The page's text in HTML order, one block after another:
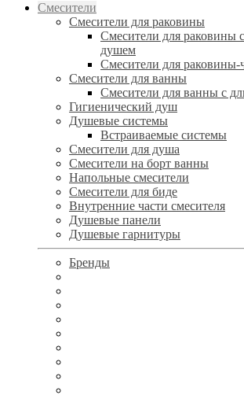
Смесители
Смесители для раковины
Смесители для раковины
душем
Смесители для раковины-
Смесители для ванны
Смесители для ванны с
Гигиенический душ
Душевые системы
Встраиваемые системы
Смесители для душа
Смесители на борт ванны
Напольные смесители
Смесители для биде
Внутренние части смесителя
Душевые панели
Душевые гарнитуры
Бренды